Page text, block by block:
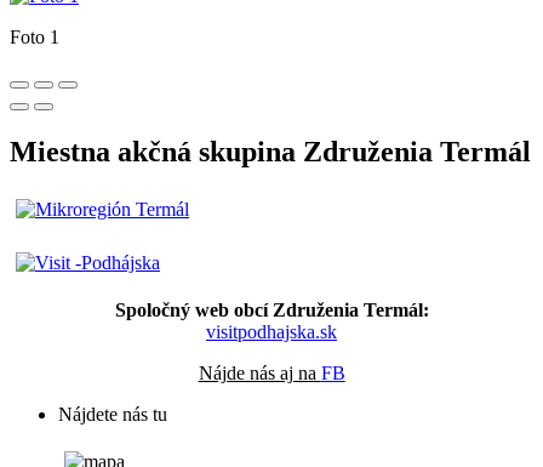
Foto 1
Miestna akčná skupina Združenia Termál
Spoločný web obcí Združenia Termál:
visitpodhajska.sk
Nájde nás aj na FB
Nájdete nás tu